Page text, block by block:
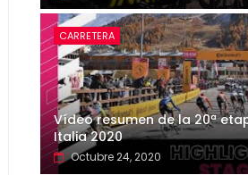
CARRETERA
Vídeo resumen de la 20ª
Italia 2020
Octubre 24, 2020